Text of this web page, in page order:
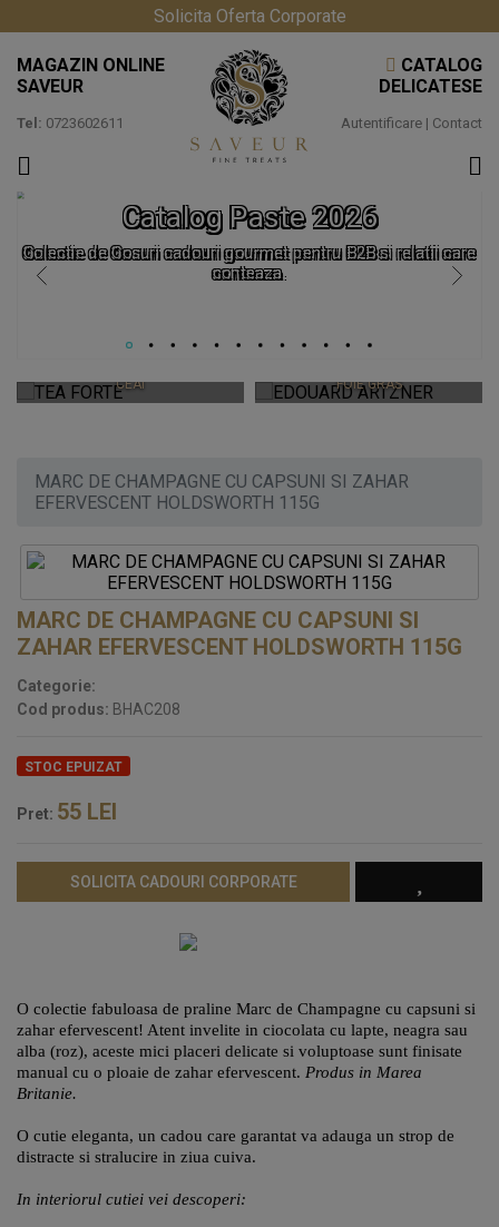
Solicita Oferta Corporate
MAGAZIN ONLINE
SAVEUR
Tel: 0723602611
CATALOG
DELICATESE
Autentificare | Contact
Catalog Paste 2026
Colectie de Cosuri cadouri gourmet pentru B2B si relatii care
conteaza.
TEA FORTE
CEAI
FOIE GRAS
MARC DE CHAMPAGNE CU CAPSUNI SI ZAHAR
EFERVESCENT HOLDSWORTH 115G
MARC DE CHAMPAGNE CU CAPSUNI SI
ZAHAR EFERVESCENT HOLDSWORTH 115G
Categorie:
Cod produs: BHAC208
STOC EPUIZAT
Pret: 55 LEI
SOLICITA CADOURI CORPORATE
O colectie fabuloasa de praline Marc de Champagne cu capsuni si
zahar efervescent! Atent invelite in ciocolata cu lapte, neagra sau
alba (roz), aceste mici placeri delicate si voluptoase sunt finisate
manual cu o ploaie de zahar efervescent. Produs in Marea
Britanie.
O cutie eleganta, un cadou care garantat va adauga un strop de
distracte si stralucire in ziua cuiva.
In interiorul cutiei vei descoperi: